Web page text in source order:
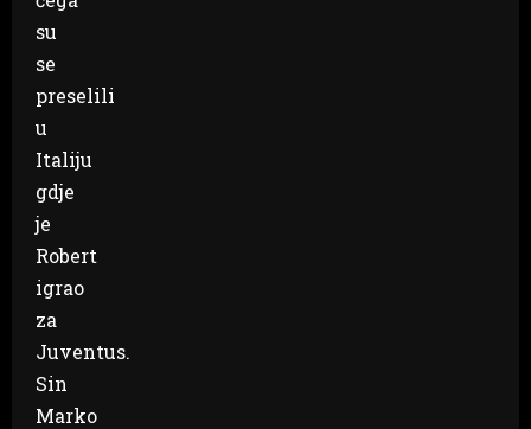
su
se
preselili
u
Italiju
gdje
je
Robert
igrao
za
Juventus.
Sin
Marko